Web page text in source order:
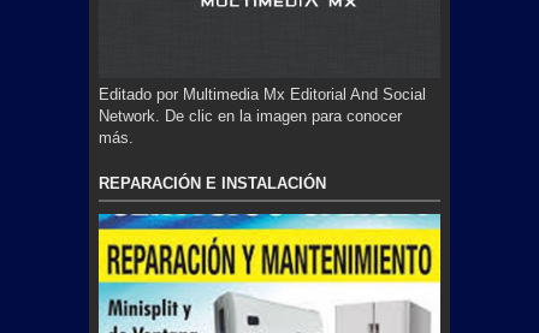
Editado por Multimedia Mx Editorial And Social
Network. De clic en la imagen para conocer
más.
REPARACIÓN E INSTALACIÓN